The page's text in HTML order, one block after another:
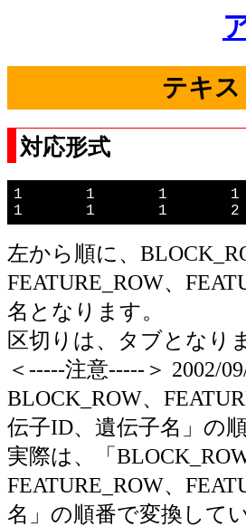
テキス
対応形式
1	1	1	1	ID1	NAME1
左から順に、
FEATURE_ROW、
名となります。
区切りは、タブとなり
＜-----注意-----＞ 2002/
BLOCK_ROW、
伝子ID、遺伝子名」の
実際は、「
FEATURE_ROW、
名」の順番で変換して